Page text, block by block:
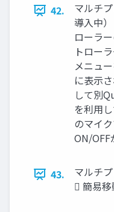
42.
マルチ
導入中
ローラ
トロー
メニュ
に表示
して別
を利用
のマイ
ON/OFF
43.
マルチ
 簡易